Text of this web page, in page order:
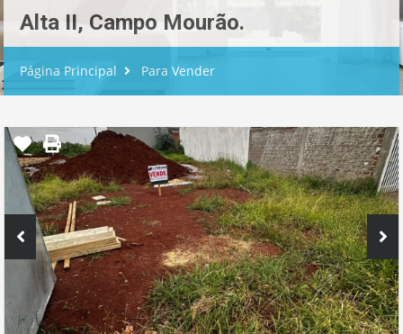
Alta II, Campo Mourão.
Página Principal Para Vender